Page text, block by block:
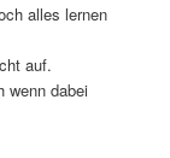
alles lernen
auf.
wenn dabei